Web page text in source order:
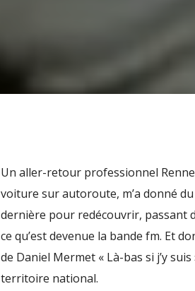
Un aller-retour professionnel
voiture sur autoroute, m’a donné
dernière pour redécouvrir, passant
ce qu’est devenue la bande fm. Et
de Daniel Mermet « Là-bas si j’y
territoire national.